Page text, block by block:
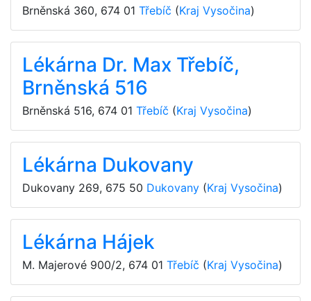
Brněnská 360, 674 01 Třebíč (Kraj Vysočina)
Lékárna Dr. Max Třebíč,
Brněnská 516
Brněnská 516, 674 01 Třebíč (Kraj Vysočina)
Lékárna Dukovany
Dukovany 269, 675 50 Dukovany (Kraj Vysočina)
Lékárna Hájek
M. Majerové 900/2, 674 01 Třebíč (Kraj Vysočina)